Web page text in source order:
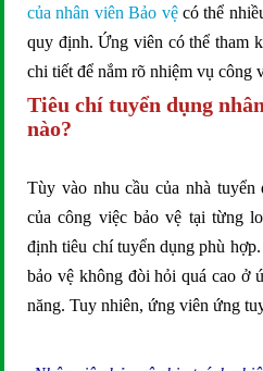
của nhân viên Bảo vệcó thể
quy định. Ứng viên có thể tham
chi tiết để nắm rõ nhiệm vụ công
Tiêu chí tuyển dụng
nào?
Tùy vào nhu cầu của nhà
của công việc bảo vệ tại từng
định tiêu chí tuyển dụng phù
bảo vệ không đòi hỏi quá cao ở
năng. Tuy nhiên, ứng viên ứng